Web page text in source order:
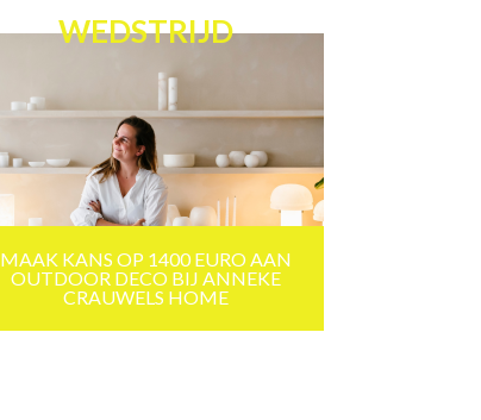
WEDSTRIJD
MAAK KANS OP 1400 EURO AAN
OUTDOOR DECO BIJ ANNEKE
CRAUWELS HOME